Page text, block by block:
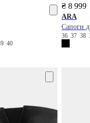
40
₴ 8 999
ARA
Сапоги
363738